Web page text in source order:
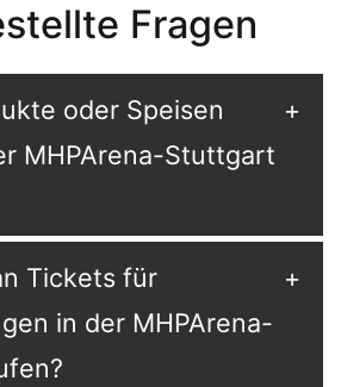
Fragen
oder Speisen
MHPArena-Stuttgart
Tickets für
in der MHPArena-